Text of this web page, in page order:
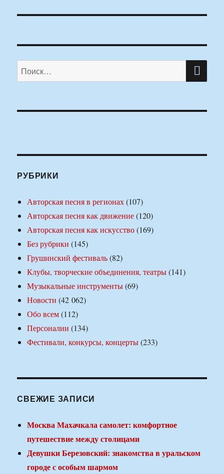
Искать:
РУБРИКИ
Авторская песня в регионах(107)
Авторская песня как движение(120)
Авторская песня как искусство(169)
Без рубрики (145)
Грушинский фестиваль(82)
Клубы, творческие объединения, театры(141)
Музыкальные инструменты(69)
Новости (42 062)
Обо всем(112)
Персоналии (134)
Фестивали, конкурсы, концерты(233)
СВЕЖИЕ ЗАПИСИ
Москва Махачкала самолет: комфортное
путешествие между столицами
Девушки Березовский: знакомства в уральском
городе с особым шармом